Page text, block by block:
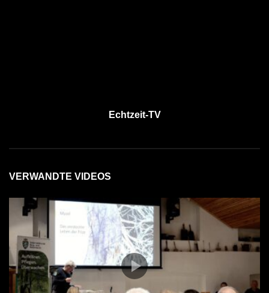
Echtzeit-TV
VERWANDTE VIDEOS